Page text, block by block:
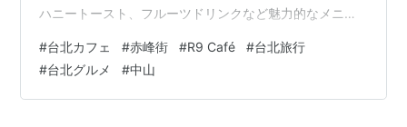
ハニートースト、フルーツドリンクなど魅力的なメニュ
選べばゆったりとした贅沢なひとときを楽しめるカフェ
です。 アクセス 住所：台北市大同區赤峰街41巷13號 最
寄り駅：MRT中山駅から徒歩3分 中山地下街R9出口すぐ
#台北カフェ #赤峰街 #R9 Café #台北旅行
#台北グルメ #中山